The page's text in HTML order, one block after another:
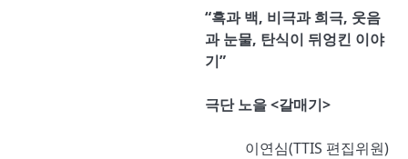
“흑과 백, 비극과 희극, 웃음
과 눈물, 탄식이 뒤엉킨 이야
기”
극단 노을 <갈매기>
이연심(TTIS 편집위원)